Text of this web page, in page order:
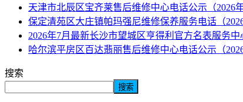
天津市北辰区宝齐莱售后维修中心电话公示（2026
保定清苑区大庄镇帕玛强尼维修保养服务电话（
2026年7月最新长沙市望城区亨得利官方名表服务中
哈尔滨平房区百达翡丽售后维修中心电话公示（
搜索
搜索